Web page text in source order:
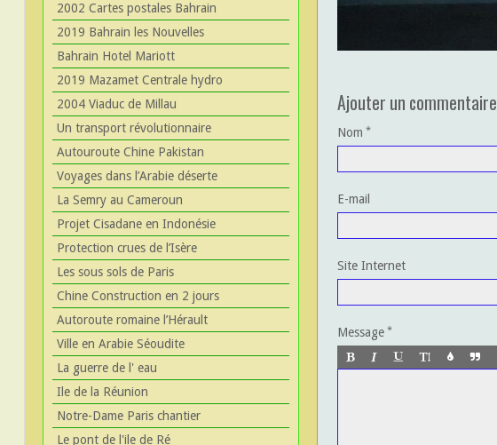
2002 Cartes postales Bahrain
2019 Bahrain les Nouvelles
Bahrain Hotel Mariott
2019 Mazamet Centrale hydro
2004 Viaduc de Millau
Un transport révolutionnaire
Autouroute Chine Pakistan
Voyages dans l’Arabie déserte
La Semry au Cameroun
Projet Cisadane en Indonésie
Protection crues de l’Isère
Les sous sols de Paris
Chine Construction en 2 jours
Autoroute romaine l’Hérault
Ville en Arabie Séoudite
La guerre de l' eau
Ile de la Réunion
Notre-Dame Paris chantier
Le pont de l'ile de Ré
Ajouter un commentaire
Nom
E-mail
Site Internet
Message